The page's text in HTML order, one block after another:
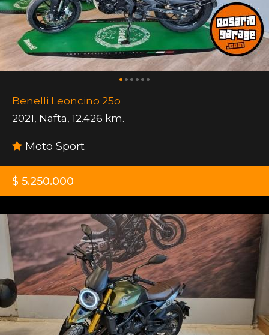
Benelli Leoncino 25o
2021, Nafta, 12.426 km.
Moto Sport
$ 5.250.000